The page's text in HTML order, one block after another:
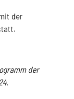
der
der